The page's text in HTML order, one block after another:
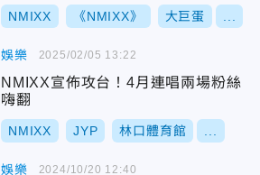
NMIXX 《NMIXX》 大巨蛋
娛樂
NMIXX宣佈攻台！4月連唱兩場粉絲
嗨翻
NMIXX JYP 林口體育館
2025/02/05 13:22
娛樂 2024/10/20 12:40